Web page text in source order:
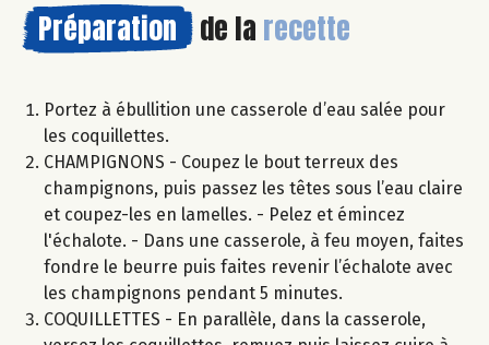
Préparation de la recette
Portez à ébullition une casserole d’eau salée pour
les coquillettes.
CHAMPIGNONS - Coupez le bout terreux des
champignons, puis passez les têtes sous l’eau claire
et coupez-les en lamelles. - Pelez et émincez
l'échalote. - Dans une casserole, à feu moyen, faites
fondre le beurre puis faites revenir l’échalote avec
les champignons pendant 5 minutes.
COQUILLETTES - En parallèle, dans la casserole,